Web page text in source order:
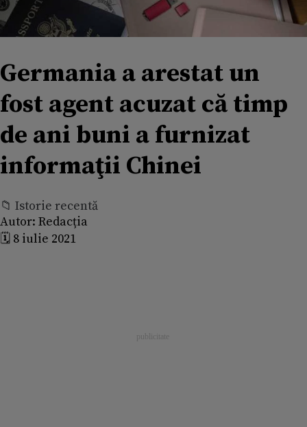
Germania a arestat un
fost agent acuzat că timp
de ani buni a furnizat
informaţii Chinei
📁 Istorie recentă
Autor: Redacția
🗓️ 8 iulie 2021